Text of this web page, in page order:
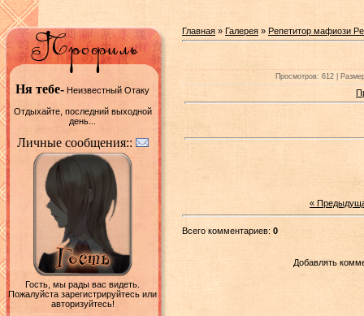
Ня тебе- Неизвестный Отаку
Отдыхайте, последний выходной
день...
Личные сообщения::
Гость, мы рады вас видеть.
Пожалуйста зарегистрируйтесь или
авторизуйтесь!
Главная » Галерея » Репетитор мафиози
Просмотров: 612 |
«
Всего комментариев: 0
Добавлять